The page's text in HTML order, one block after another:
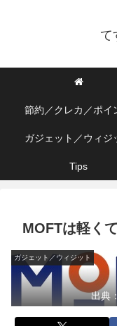
て
節約／クレカ／ポイ
ガジェット／ウィジ
Tips
MOFTは軽く
ガジェット／ウィジット
出典